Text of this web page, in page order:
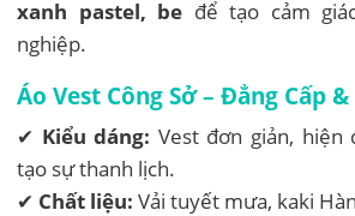
xanh pastel, be để tạo cảm
nghiệp.
Áo Vest Công Sở – Đẳng Cấp
✔ Kiểu dáng: Vest đơn giản,
tạo sự thanh lịch.
✔ Chất liệu: Vải tuyết mưa, kaki